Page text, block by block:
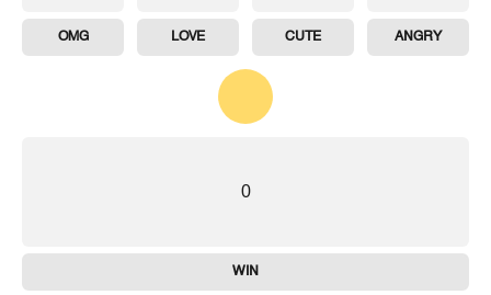
ANGRY
CUTE
LOVE
OMG
0
WIN